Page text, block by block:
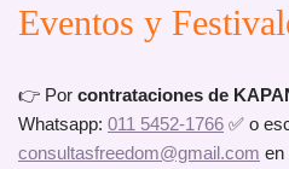
Eventos y
👉 Por contrataciones de
Whatsapp: 011 5452-1766 ✅ o
consultasfreedom@gmail.com en